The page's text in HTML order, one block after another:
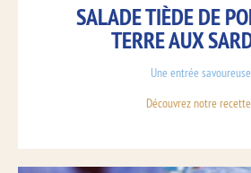
SALADE TIÈDE DE
TERRE AUX
Une entrée savoureuse
Découvrez notre recette